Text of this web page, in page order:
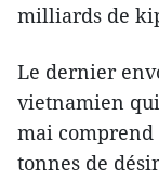
milliards de
Le dernier
vietnamien
mai
tonnes de